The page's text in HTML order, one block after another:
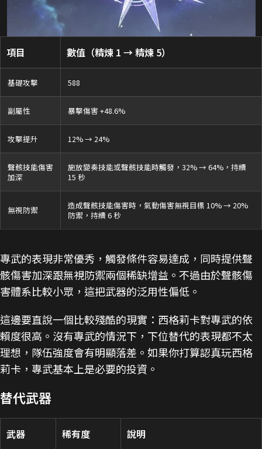
項目 數值（精煉 1 → 精煉 5）
基礎攻擊 588
副屬性 暴擊傷害 +48.6%
攻擊提升 12% → 24%
聲骸技能傷害
加深
施放變奏技能或聲骸技能時觸發，32% → 64%，持續
15 秒
無視防禦
造成聲骸技能傷害時，氣動傷害無視目標 10% → 20%
防禦，持續 6 秒
專武的表現非常優秀，觸發條件容易達成，同時提供聲
骸傷害加深跟無視防禦兩個稀缺增益。不過由於聲骸傷
害體系比較小眾，這把武器的泛用性偏低。
這邊要直說一個比較殘酷的現實：西格莉卡對專武的依
賴度很高。沒有專武的情況下，下位替代的表現都不太
理想，隊伍強度會有明顯落差。如果你打算認真玩西格
莉卡，專武基本上是必要的投資。
替代武器
武器 稀有度 說明